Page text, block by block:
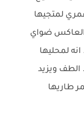
لمتجيها
العاكس ضواي
لمحليها
الطف ويزيد
طاريها